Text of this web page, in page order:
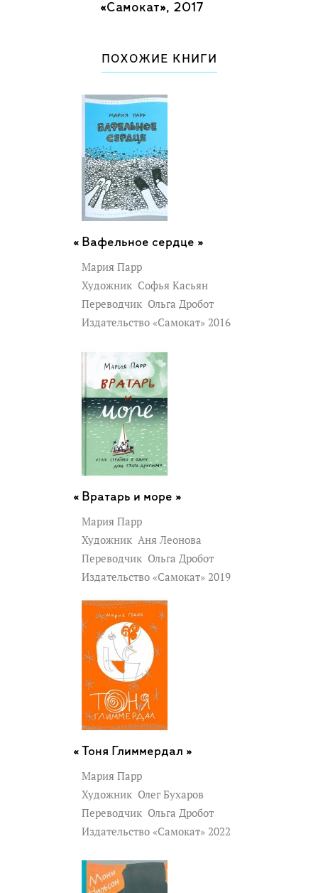
«Самокат», 2017
ПОХОЖИЕ КНИГИ
Вафельное сердце »
Мария Парр
Художник Софья Касьян
Переводчик Ольга Дробот
Издательство «Самокат» 2016
Вратарь и море »
Мария Парр
Художник Аня Леонова
Переводчик Ольга Дробот
Издательство «Самокат» 2019
Тоня Глиммердал »
Мария Парр
Художник Олег Бухаров
Переводчик Ольга Дробот
Издательство «Самокат» 2022